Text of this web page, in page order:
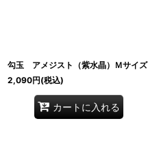
勾玉 アメジスト（紫水晶）Ｍサイズ
2,090円(税込)
カートに入れる